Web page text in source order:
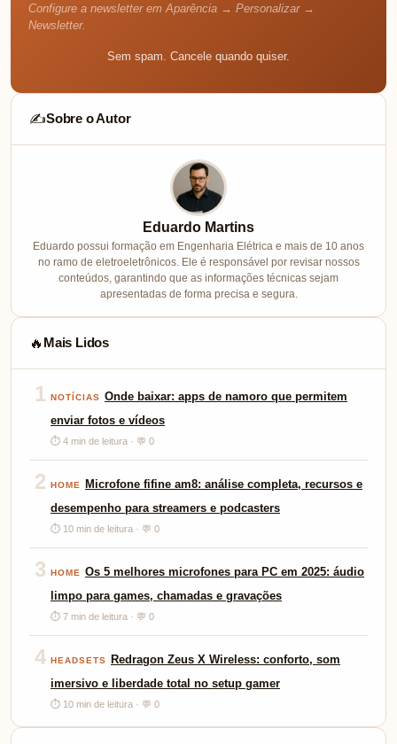
Configure a newsletter em Aparência → Personalizar →
Newsletter.
Sem spam. Cancele quando quiser.
✍️Sobre o Autor
Eduardo Martins
Eduardo possui formação em Engenharia Elétrica e mais de 10 anos
no ramo de eletroeletrônicos. Ele é responsável por revisar nossos
conteúdos, garantindo que as informações técnicas sejam
apresentadas de forma precisa e segura.
🔥 Mais Lidos
1 NOTÍCIAS Onde baixar: apps de namoro que permitem
enviar fotos e vídeos
⏱ 4 min de leitura · 💬 0
2 HOME
Microfone fifine am8: análise completa, recursos e
desempenho para streamers e podcasters
⏱ 10 min de leitura · 💬 0
3 HOME
Os 5 melhores microfones para PC em 2025: áudio
limpo para games, chamadas e gravações
⏱ 7 min de leitura · 💬 0
4 HEADSETS
Redragon Zeus X Wireless: conforto, som
imersivo e liberdade total no setup gamer
⏱ 10 min de leitura · 💬 0